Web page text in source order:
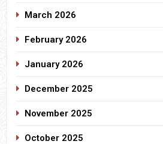
March 2026
February 2026
January 2026
December 2025
November 2025
October 2025